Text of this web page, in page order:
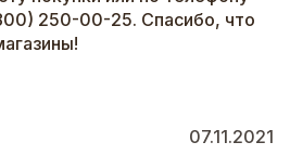
250-00-25. Спасибо, что
07.11.2021